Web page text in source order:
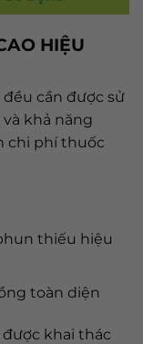
HIỆU
cần được sử
khả năng
chi phí thuốc
thiếu hiệu
toàn diện
được khai thác